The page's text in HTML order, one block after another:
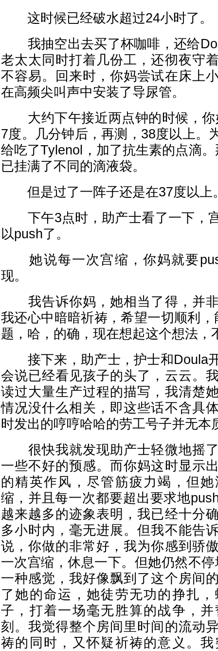
这时候已经破水超过24小时了。
我抽空出去买了杯咖啡，还给
老太太同时打着几份工，还彻夜守
不容易。回来时，你妈尝试在床上
在高频尖叫声中安装了导尿管。
大约下午接近两点钟的时候，你
7度。几分钟后，再测，38度以上。
给吃了Tylenol，加了抗生素的点滴
已挂满了不同的滴液袋。
但是过了一阵子还是在37度以上
下午3点时，助产士看了一下，
以push了。
她说每一次宫缩，你妈就要
现。
我告诉你妈，她相当了得，并非
我还心中暗暗祈祷，希望一切顺利
题，哈，的确，现在想起这个想法，
接下来，助产士，护士和Doula
会说已经看见孩子的头了，云云。
读过大量生产过程的描写，我清楚
情况没什么相关，即这些话不含具
时发出的哼哼哈哈的劳工号子并无本
很快我就发现助产士轻微地摇了
一些不好的预感。而你妈这时显示
的精英作风，尽管筋疲力竭，但
缩，并且每一次都要超出要求地
越来越多的迹象表明，我已经十分
多小时内，毫无进展。但我不能告
说，你做的非常好，我为你感到骄
一次宫缩，休息一下。但她仍然不
一种感觉，我好像飘到了这个房间
了她的命运，她徒劳无功的挣扎
子，打着一场毫无胜算的战争，
刻。我觉得整个房间里时间的流动
祷的同时，又怀疑祈祷的意义。